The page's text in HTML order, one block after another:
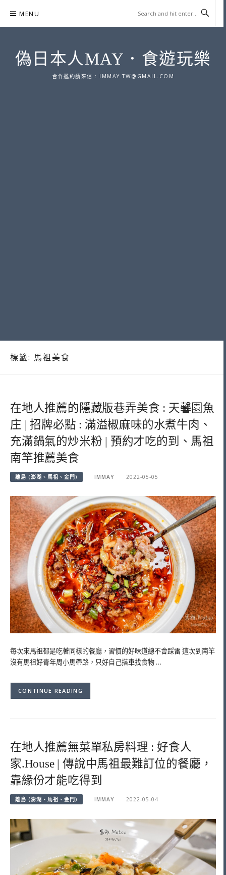
content
MENU
偽日本人MAY．食遊玩樂
合作邀約請來信 : IMMAY.TW@GMAIL.COM
標籤: 馬祖美食
在地人推薦的隱藏版巷弄美食 : 天馨園魚
庄 | 招牌必點 : 滿溢椒麻味的水煮牛肉、
充滿鍋氣的炒米粉 | 預約才吃的到、馬祖
南竿推薦美食
離島 (澎湖、馬祖、金門) IMMAY 2022-05-05
每次來馬祖都是吃著同樣的餐廳，習慣的好味道總不會踩雷 這次到南竿
沒有馬祖好青年周小馬帶路，只好自己搭車找食物 …
CONTINUE READING
在地人推薦無菜單私房料理 : 好食人
家.House | 傳說中馬祖最難訂位的餐廳，
靠緣份才能吃得到
離島 (澎湖、馬祖、金門) IMMAY 2022-05-04